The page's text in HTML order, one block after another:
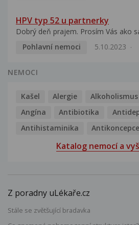
HPV typ 52 u partnerky
Dobrý deň prajem. Prosím Vás ako
Pohlavní nemoci
5.10.2023
NEMOCI
Kašel Alergie Alkoholismus
Angína
Antibiotika
Antihistaminika
Antikoncepce
Katalog nemocí a
Z poradny uLékaře.cz
Stále se zvětšující bradavka